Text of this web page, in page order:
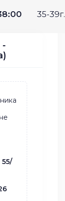
35-39г.
-